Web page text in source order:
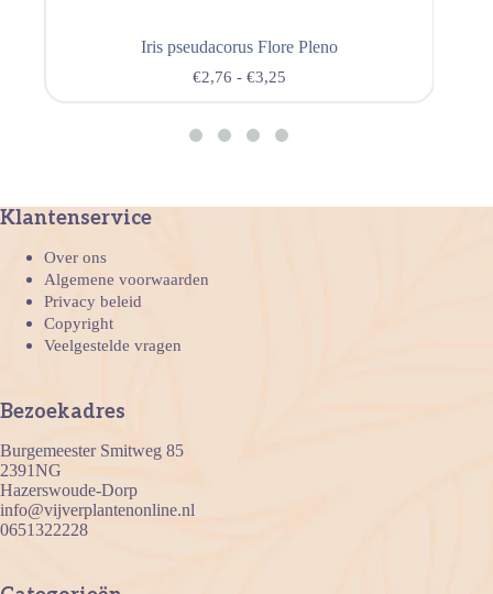
Iris pseudacorus Flore Pleno
€2,76 -€3,25
Klantenservice
Over ons
Algemene voorwaarden
Privacy beleid
Copyright
Veelgestelde vragen
Bezoekadres
Burgemeester Smitweg 85
2391NG
Hazerswoude-Dorp
info@vijverplantenonline.nl
0651322228